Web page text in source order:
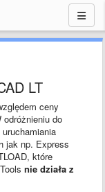
LT
ceny
odróżnieniu do
jak np. Express
które
nie działa z